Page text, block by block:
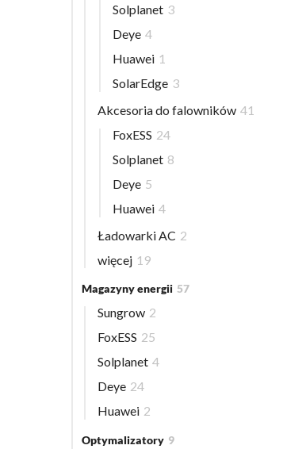
Solplanet 3
Deye 4
Huawei 1
SolarEdge 3
Akcesoria do falowników 41
FoxESS 24
Solplanet 8
Deye 5
Huawei 4
Ładowarki AC 2
więcej 19
Magazyny energii 57
Sungrow 2
FoxESS 25
Solplanet 4
Deye 24
Huawei 2
Optymalizatory 9